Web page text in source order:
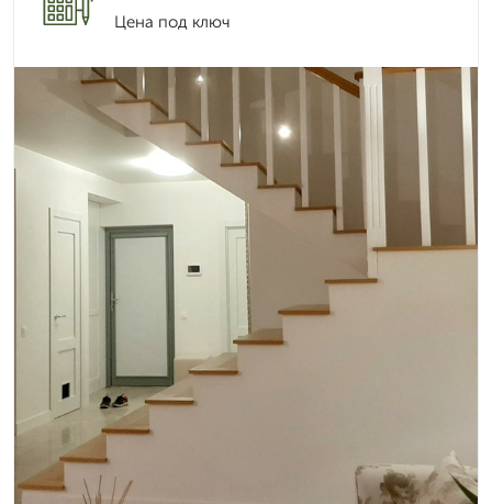
Цена под ключ